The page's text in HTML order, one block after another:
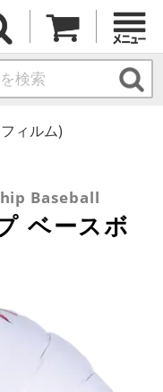
ィルム)
Baseball
ベースボ